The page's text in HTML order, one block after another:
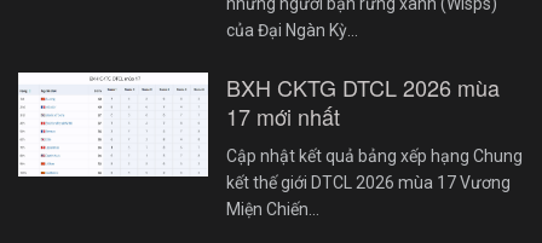
những người bạn rừng xanh (Wisps)
của Đại Ngàn Kỳ…
BXH CKTG DTCL 2026 mùa
17 mới nhất
Cập nhật kết quả bảng xếp hạng Chung
kết thế giới DTCL 2026 mùa 17 Vương
Miện Chiến…